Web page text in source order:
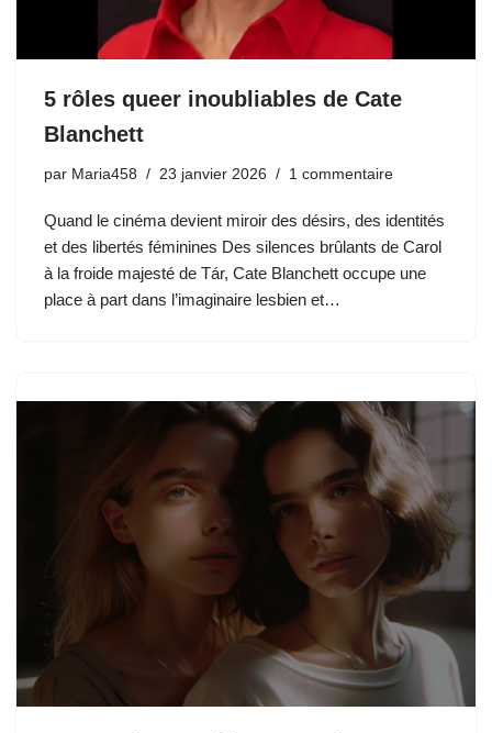
5 rôles queer inoubliables de Cate
Blanchett
par Maria458 23 janvier 2026 1 commentaire
Quand le cinéma devient miroir des désirs, des identités
et des libertés féminines Des silences brûlants de Carol
à la froide majesté de Tár, Cate Blanchett occupe une
place à part dans l’imaginaire lesbien et…